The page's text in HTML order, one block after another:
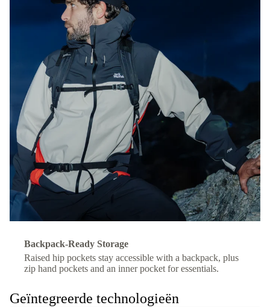
Backpack-Ready Storage
Raised hip pockets stay accessible with a backpack, plus
zip hand pockets and an inner pocket for essentials.
Geïntegreerde technologieën